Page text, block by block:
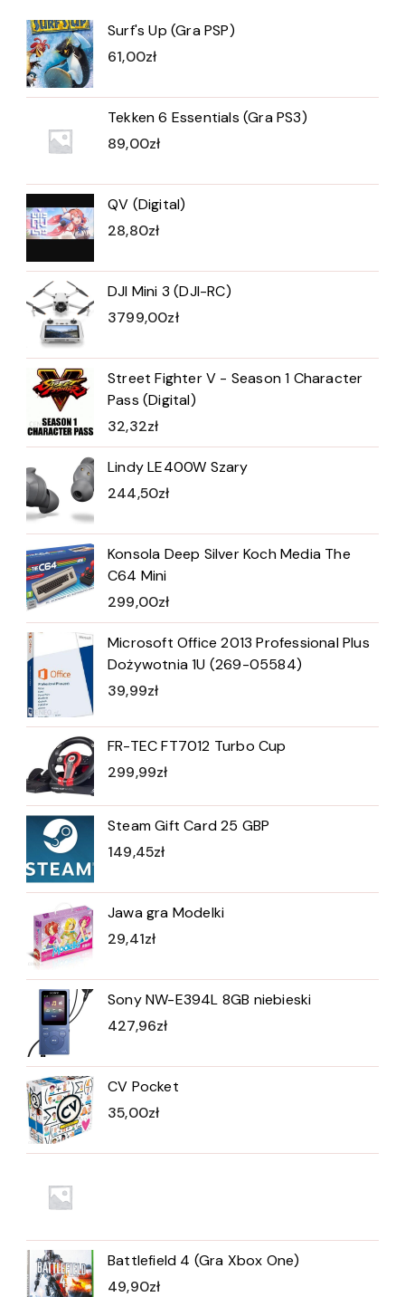
Surf's Up (Gra PSP)
61,00zł
Tekken 6 Essentials (Gra PS3)
89,00zł
QV (Digital)
28,80zł
DJI Mini 3 (DJI-RC)
3799,00zł
Street Fighter V - Season 1 Character
Pass (Digital)
32,32zł
Lindy LE400W Szary
244,50zł
Konsola Deep Silver Koch Media The
C64 Mini
299,00zł
Microsoft Office 2013 Professional Plus
Dożywotnia 1U (269-05584)
39,99zł
FR-TEC FT7012 Turbo Cup
299,99zł
Steam Gift Card 25 GBP
149,45zł
Jawa gra Modelki
29,41zł
Sony NW-E394L 8GB niebieski
427,96zł
CV Pocket
35,00zł
Battlefield 4 (Gra Xbox One)
49,90zł